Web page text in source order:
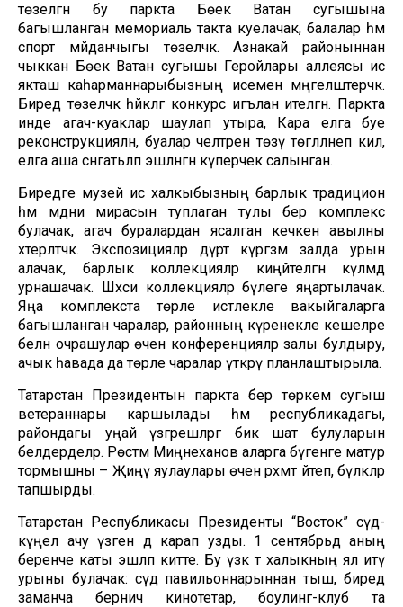
төзелгән бу паркта Бөек Ватан сугышына
багышланган мемориаль такта куелачак, балалар һәм
спорт мәйданчыгы төзеләчәк. Азнакай районыннан
чыккан Бөек Ватан сугышы Геройлары аллеясы исә
якташ каһарманнарыбызның исемен мәңгеләштерәчәк.
Биредә төзеләчәк һәйкәлгә конкурс игълан ителгән. Паркта
инде агач-куаклар шаулап утыра, Кара елга буе
реконструкцияләнә, буалар челтәрен төзү төгәлләнеп килә,
елга аша сәнгатьләп эшләнгән күперчек салынган.
Биредәге музей исә халкыбызның барлык традицион
һәм мәдәни мирасын туплаган тулы бер комплекс
булачак, агач буралардан ясалган кечкенә авылны
хәтерләтәчәк. Экспозицияләр дүрт күргәзмә залда урын
алачак, барлык коллекцияләр киңәйтелгән күләмдә
урнашачак. Шәхси коллекцияләр бүлеге яңартылачак.
Яңа комплекста төрле истәлекле вакыйгаларга
багышланган чаралар, районның күренекле кешеләре
белән очрашулар өчен конференцияләр залы булдыру,
ачык һавада да төрле чаралар үткәрү планлаштырыла.
Татарстан Президентын паркта бер төркем сугыш
ветераннары каршылады һәм республикадагы,
райондагы уңай үзгәрешләргә бик шат булуларын
белдерделәр. Рөстәм Миңнеханов аларга бүгенге матур
тормышны – Җиңү яулаулары өчен рәхмәт әйтеп, бүләкләр
тапшырды.
Татарстан Республикасы Президенты “Восток” сәүдә-
күңел ачу үзәген дә карап узды. 1 сентябрьдә аның
беренче каты эшләп китте. Бу үзәк тә халыкның ял итү
урыны булачак: сәүдә павильоннарыннан тыш, биредә
заманча берничә кинотетар, боулинг-клуб та